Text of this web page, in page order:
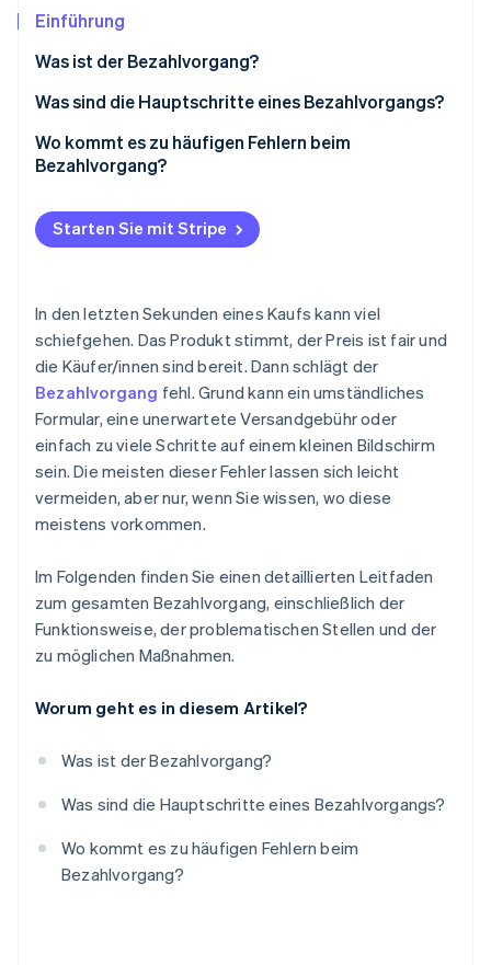
Jetzt ansehen
Einführung
Was ist der Bezahlvorgang?
Was sind die Hauptschritte eines Bezahlvorgangs?
Warenkorb prüfen
Kontoanmeldung oder Bezahlen als Gang
Versandinformationen
Zahlungsdetails
Bestellung prüfen
Bestätigung
Wo kommt es zu häufigen Fehlern beim
Bezahlvorgang?
Erzwungene Kontoerstellung
Versteckte Kosten
Eingeschränkte Zahlungsmöglichkeiten
Technische Ausfälle
Schlechte mobile Nutzererfahrung
Fehlende Vertrauenssignale
Starten Sie mit Stripe
In den letzten Sekunden eines Kaufs kann viel
schiefgehen. Das Produkt stimmt, der Preis ist fair und
die Käufer/innen sind bereit. Dann schlägt der
Bezahlvorgang fehl. Grund kann ein umständliches
Formular, eine unerwartete Versandgebühr oder
einfach zu viele Schritte auf einem kleinen Bildschirm
sein. Die meisten dieser Fehler lassen sich leicht
vermeiden, aber nur, wenn Sie wissen, wo diese
meistens vorkommen.
Im Folgenden finden Sie einen detaillierten Leitfaden
zum gesamten Bezahlvorgang, einschließlich der
Funktionsweise, der problematischen Stellen und der
zu möglichen Maßnahmen.
Worum geht es in diesem Artikel?
Was ist der Bezahlvorgang?
Was sind die Hauptschritte eines Bezahlvorgangs?
Wo kommt es zu häufigen Fehlern beim
Bezahlvorgang?